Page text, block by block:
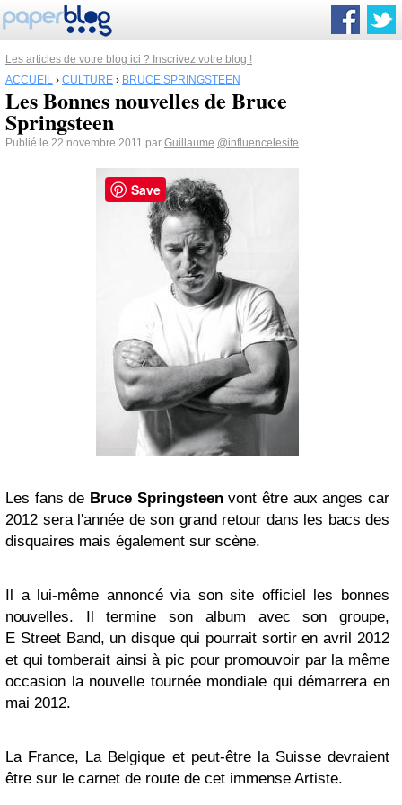
Les articles de votre blog ici ? Inscrivez votre blog !
ACCUEIL › CULTURE › BRUCE SPRINGSTEEN
Les Bonnes nouvelles de Bruce
Springsteen
Publié le 22 novembre 2011 par Guillaume @influencelesite
Les fans de Bruce Springsteenvont être aux anges car
2012 sera l'année de son grand retour dans les bacs des
disquaires mais également sur scène.
Il a lui-même annoncé via son site officiel les bonnes
nouvelles. Il termine son album avec son groupe,
E Street Band, un disque qui pourrait sortir en avril 2012
et qui tomberait ainsi à pic pour promouvoir par la même
occasion la nouvelle tournée mondiale qui démarrera en
mai 2012.
La France, La Belgique et peut-être la Suisse devraient
être sur le carnet de route de cet immense Artiste.
Save